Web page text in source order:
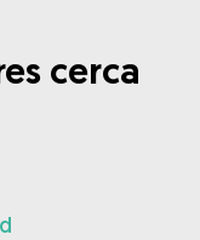
cerca